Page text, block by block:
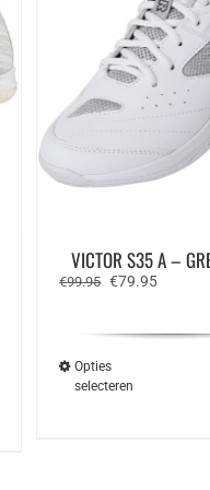
VICTOR S35 A –
€99.95 Oorspronkelijke
€99.95.
€79.95Huidige
€79.95.
Opties
selecteren